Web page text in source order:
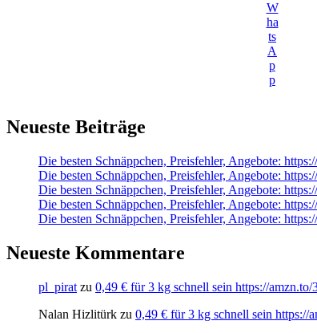
W
ha
ts
A
p
p
Neueste Beiträge
Die besten Schnäppchen, Preisfehler, Angebote:
Die besten Schnäppchen, Preisfehler, Angebote:
Die besten Schnäppchen, Preisfehler, Angebote:
Die besten Schnäppchen, Preisfehler, Angebote:
Die besten Schnäppchen, Preisfehler, Angebote:
Neueste Kommentare
pl_pirat zu 0,49 € für 3 kg schnell sein https://
Nalan Hizlitürk zu 0,49 € für 3 kg schnell sein